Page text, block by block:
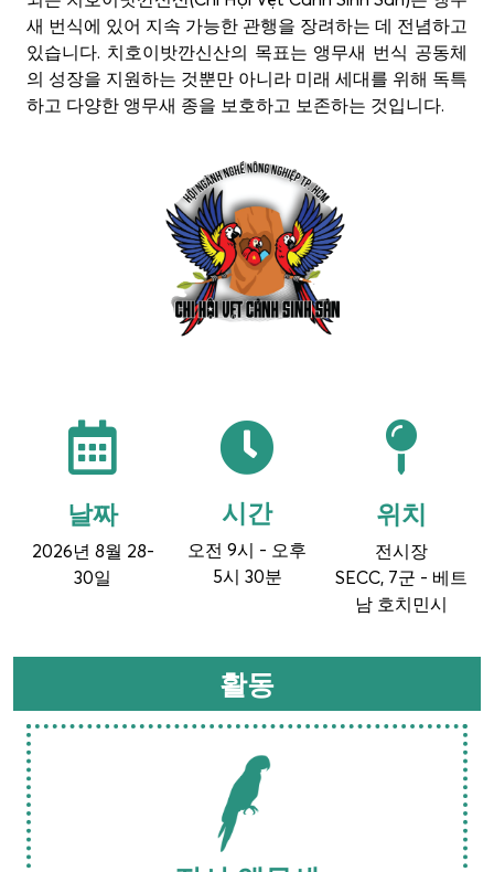
새 번식에 있어 지속 가능한 관행을 장려하는 데 전념하고
있습니다. 치호이밧깐신산의 목표는 앵무새 번식 공동체
의 성장을 지원하는 것뿐만 아니라 미래 세대를 위해 독특
하고 다양한 앵무새 종을 보호하고 보존하는 것입니다.
날짜
2026년 8월 28-
30일
시간
오전 9시 - 오후
5시 30분
위치
전시장
SECC, 7군 - 베트
남 호치민시
활동